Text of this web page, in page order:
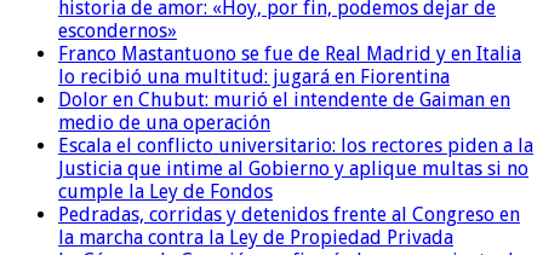
historia de amor: «Hoy, por fin, podemos dejar de
escondernos»
Franco Mastantuono se fue de Real Madrid y en Italia
lo recibió una multitud: jugará en Fiorentina
Dolor en Chubut: murió el intendente de Gaiman en
medio de una operación
Escala el conflicto universitario: los rectores piden a la
Justicia que intime al Gobierno y aplique multas si no
cumple la Ley de Fondos
Pedradas, corridas y detenidos frente al Congreso en
la marcha contra la Ley de Propiedad Privada